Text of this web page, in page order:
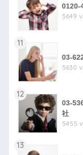
0120-
5649
11
03-
5630
12
03-
社
5455
13